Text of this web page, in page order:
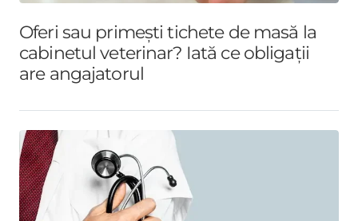
Oferi sau primești tichete de masă la
cabinetul veterinar? Iată ce obligații
are angajatorul